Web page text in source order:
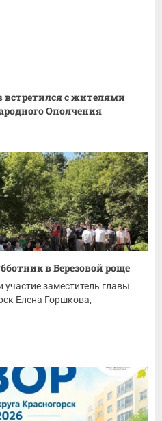
с жителями
Ополчения
в Березовой роще
участие заместитель главы
Елена Горшкова,